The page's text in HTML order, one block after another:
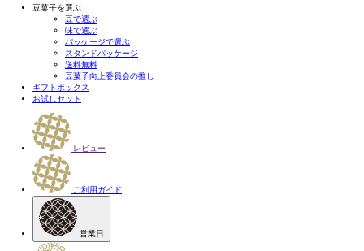
豆菓子を選ぶ
豆で選ぶ
味で選ぶ
パッケージで選ぶ
スタンドパッケージ
送料無料
豆菓子向上委員会の推し
ギフトボックス
お試しセット
レビュー
ご利用ガイド
営業日